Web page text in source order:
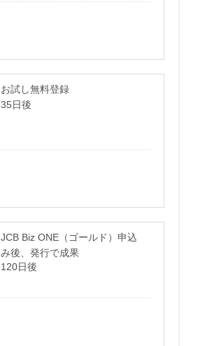
お試し無料登録
35日後
JCB Biz ONE（ゴールド）申込
み後、発行で成果
120日後